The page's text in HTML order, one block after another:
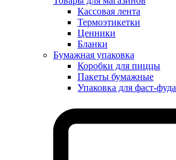
Кассовая лента
Термоэтикетки
Ценники
Бланки
Бумажная упаковка
Коробки для пиццы
Пакеты бумажные
Упаковка для фаст-фуда